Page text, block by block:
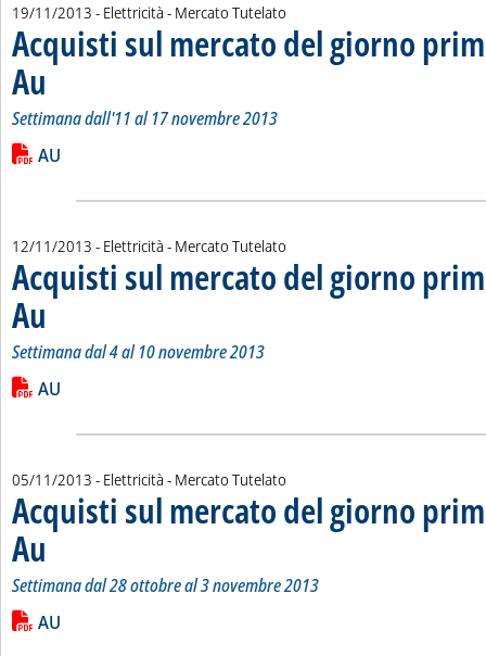
19/11/2013 - Elettricità - Mercato Tutelato
Acquisti sul mercato del giorno
Au . Sottotitolo: Settimana dall'11 al 17 novembre 2013
. Pubblicata martedì 19 novembre 2013 alle 15.3.
Settimana dall'11 al 17 novembre 2013
Leggi tutta la notizia: 'Acquisti sul mercato del giorno prima
Lista allegati PDF alla notizia
AU
12/11/2013 - Elettricità - Mercato Tutelato
Acquisti sul mercato del giorno
Au . Sottotitolo: Settimana dal 4 al 10 novembre 2013
. Pubblicata martedì 12 novembre 2013 alle 14.45.
Settimana dal 4 al 10 novembre 2013
Leggi tutta la notizia: 'Acquisti sul mercato del giorno prima
Lista allegati PDF alla notizia
AU
05/11/2013 - Elettricità - Mercato Tutelato
Acquisti sul mercato del giorno
Au . Sottotitolo: Settimana dal 28 ottobre al 3 novembre 2013
. Pubblicata martedì 05 novembre 2013 alle 15.26.
Settimana dal 28 ottobre al 3 novembre 2013
Leggi tutta la notizia: 'Acquisti sul mercato del giorno prima
Lista allegati PDF alla notizia
AU